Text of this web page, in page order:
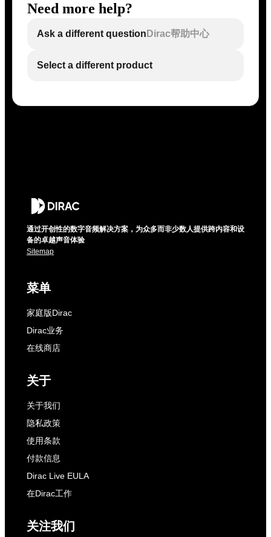
Need more help?
Ask a different question Dirac帮助中心
Select a different product
通过开创性的数字音频解决方案，为众多而非少数人提供跨内容和设
备的卓越声音体验
Sitemap
菜单
家庭版Dirac
Dirac业务
在线商店
关于
关于我们
隐私政策
使用条款
付款信息
Dirac Live EULA
在Dirac工作
关注我们